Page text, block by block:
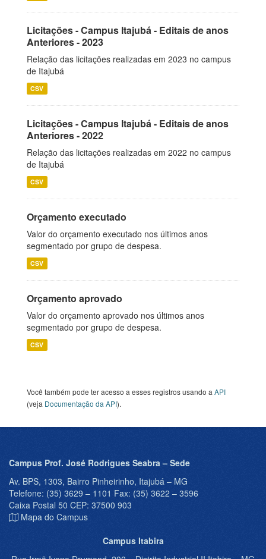
Licitações - Campus Itajubá - Editais de anos
Anteriores - 2023
Relação das licitações realizadas em 2023 no campus
de Itajubá
CSV
Licitações - Campus Itajubá - Editais de anos
Anteriores - 2022
Relação das licitações realizadas em 2022 no campus
de Itajubá
CSV
Orçamento executado
Valor do orçamento executado nos últimos anos
segmentado por grupo de despesa.
CSV
Orçamento aprovado
Valor do orçamento aprovado nos últimos anos
segmentado por grupo de despesa.
CSV
Você também pode ter acesso a esses registros usando a API
(veja Documentação da API).
Campus Prof. José Rodrigues Seabra – Sede
Av. BPS, 1303, Bairro Pinheirinho, Itajubá – MG
Telefone: (35) 3629 – 1101 Fax: (35) 3622 – 3596
Caixa Postal 50 CEP: 37500 903
Mapa do Campus
Campus Itabira